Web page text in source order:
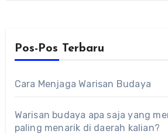
Pos-Pos Terbaru
Cara Menjaga Warisan Budaya
Warisan budaya apa saja yang
paling menarik di daerah kalian?